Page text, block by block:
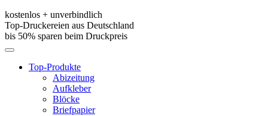
kostenlos + unverbindlich
Top-Druckereien aus Deutschland
bis 50% sparen beim Druckpreis
Toggle
navigationTop-Produkte
Abizeitung
Aufkleber
Blöcke
Briefpapier